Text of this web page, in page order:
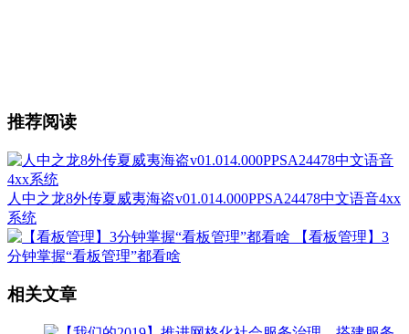
推荐阅读
人中之龙8外传夏威夷海盗v01.014.000PPSA24478中文语音4xx
系统
【看板管理】3
分钟掌握“看板管理”都看啥
相关文章